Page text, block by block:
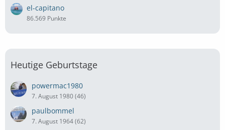
el-capitano
86.569 Punkte
Heutige Geburtstage
powermac1980
7. August 1980 (46)
paulbommel
7. August 1964 (62)